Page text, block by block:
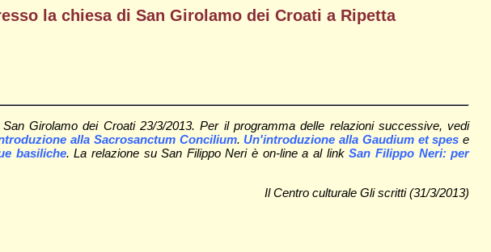
la chiesa di San Girolamo dei Croati a Ripetta
Girolamo dei Croati 23/3/2013. Per il programma delle relazioni successive, vedi
alla Sacrosanctum Concilium. Un'introduzione alla Gaudium et spes e
basiliche. La relazione su San Filippo Neri è on-line a al linkSan Filippo Neri: per
Il Centro culturale Gli scritti (31/3/2013)